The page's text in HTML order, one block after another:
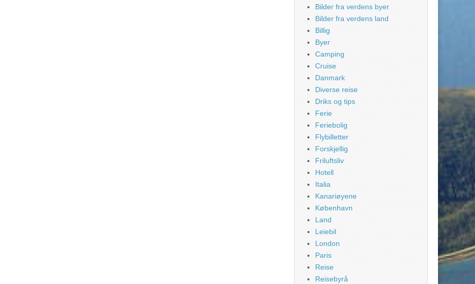
Bilder fra verdens byer
Bilder fra verdens land
Billig
Byer
Camping
Cruise
Danmark
Diverse reise
Driks og tips
Ferie
Feriebolig
Flybilletter
Forskjellig
Friluftsliv
Hotell
Italia
Kanariøyene
København
Land
Leiebil
London
Paris
Reise
Reisebyrå